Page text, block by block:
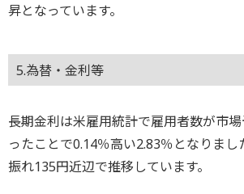
昇となっています。
5.為替・金利等
長期金利は米雇用統計で雇用者数が市
ったことで0.14％高い2.83％となりま
振れ135円近辺で推移しています。